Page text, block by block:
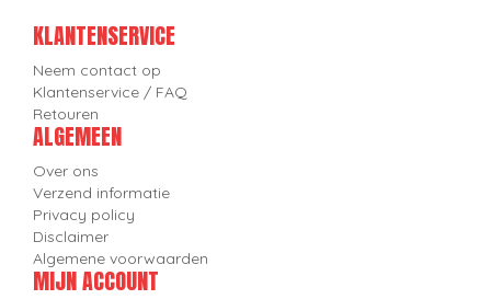
KLANTENSERVICE
Neem contact op
Klantenservice / FAQ
Retouren
ALGEMEEN
Over ons
Verzend informatie
Privacy policy
Disclaimer
Algemene voorwaarden
MIJN ACCOUNT